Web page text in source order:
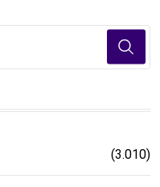
(3.010)